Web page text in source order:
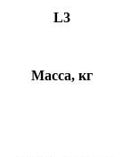
L3
Масса, кг